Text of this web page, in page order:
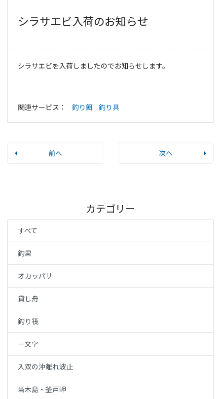
シラサエビ入荷のお知らせ
シラサエビを入荷しましたのでお知らせします。
関連サービス： 釣り餌 釣り具
前へ 次へ
カテゴリー
すべて
釣果
オカッパリ
貸し舟
釣り筏
一文字
入双の沖離れ波止
当木島・釜戸岬